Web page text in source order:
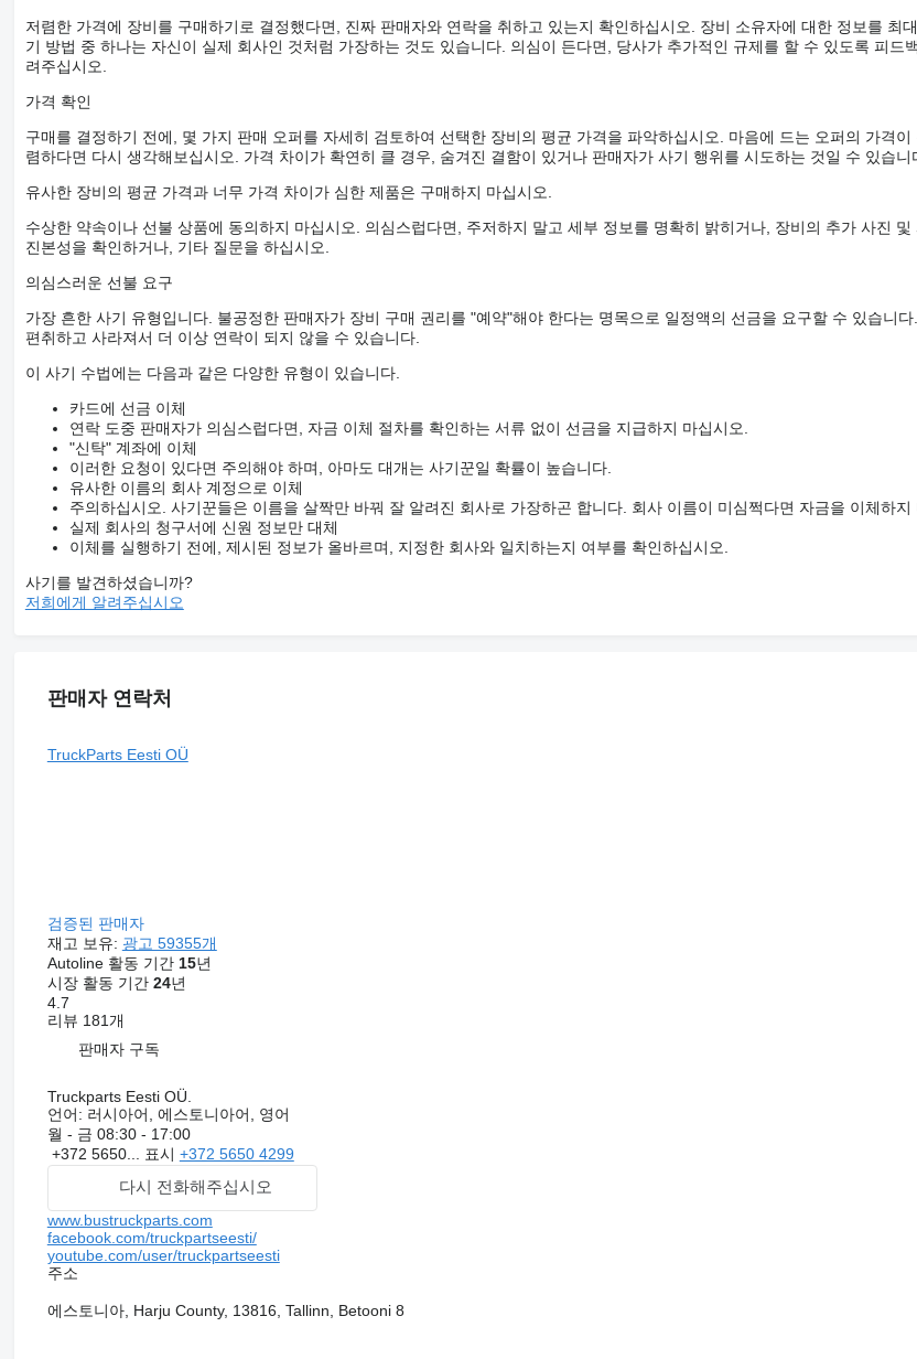
저렴한 가격에 장비를 구매하기로 결정했다면, 진짜 판매자와 연락을 취하고 있는지 확인하십시오. 장비 소유자에 대한 정보를 최
기 방법 중 하나는 자신이 실제 회사인 것처럼 가장하는 것도 있습니다. 의심이 든다면, 당사가 추가적인 규제를 할 수 있도록 피드
려주십시오.
가격 확인
구매를 결정하기 전에, 몇 가지 판매 오퍼를 자세히 검토하여 선택한 장비의 평균 가격을 파악하십시오. 마음에 드는 오퍼의 가격
렴하다면 다시 생각해보십시오. 가격 차이가 확연히 클 경우, 숨겨진 결함이 있거나 판매자가 사기 행위를 시도하는 것일 수 있습니
유사한 장비의 평균 가격과 너무 가격 차이가 심한 제품은 구매하지 마십시오.
수상한 약속이나 선불 상품에 동의하지 마십시오. 의심스럽다면, 주저하지 말고 세부 정보를 명확히 밝히거나, 장비의 추가 사진 및
진본성을 확인하거나, 기타 질문을 하십시오.
의심스러운 선불 요구
가장 흔한 사기 유형입니다. 불공정한 판매자가 장비 구매 권리를 "예약"해야 한다는 명목으로 일정액의 선금을 요구할 수 있습니
편취하고 사라져서 더 이상 연락이 되지 않을 수 있습니다.
이 사기 수법에는 다음과 같은 다양한 유형이 있습니다.
카드에 선금 이체
연락 도중 판매자가 의심스럽다면, 자금 이체 절차를 확인하는 서류 없이 선금을 지급하지 마십시오.
"신탁" 계좌에 이체
이러한 요청이 있다면 주의해야 하며, 아마도 대개는 사기꾼일 확률이 높습니다.
유사한 이름의 회사 계정으로 이체
주의하십시오. 사기꾼들은 이름을 살짝만 바꿔 잘 알려진 회사로 가장하곤 합니다. 회사 이름이 미심쩍다면 자금을 이체하지
실제 회사의 청구서에 신원 정보만 대체
이체를 실행하기 전에, 제시된 정보가 올바르며, 지정한 회사와 일치하는지 여부를 확인하십시오.
사기를 발견하셨습니까?
저희에게 알려주십시오
판매자 연락처
TruckParts Eesti OÜ
검증된 판매자
재고 보유: 광고 59355개
Autoline 활동 기간 15년
시장 활동 기간 24년
4.7
리뷰 181개
판매자 구독
Truckparts Eesti OÜ.
언어: 러시아어, 에스토니아어, 영어
월 - 금 08:30 - 17:00
+372 5650...
표시 +372 5650 4299
다시 전화해주십시오
www.bustruckparts.com
facebook.com/truckpartseesti/
youtube.com/user/truckpartseesti
주소
에스토니아, Harju County, 13816, Tallinn, Betooni 8